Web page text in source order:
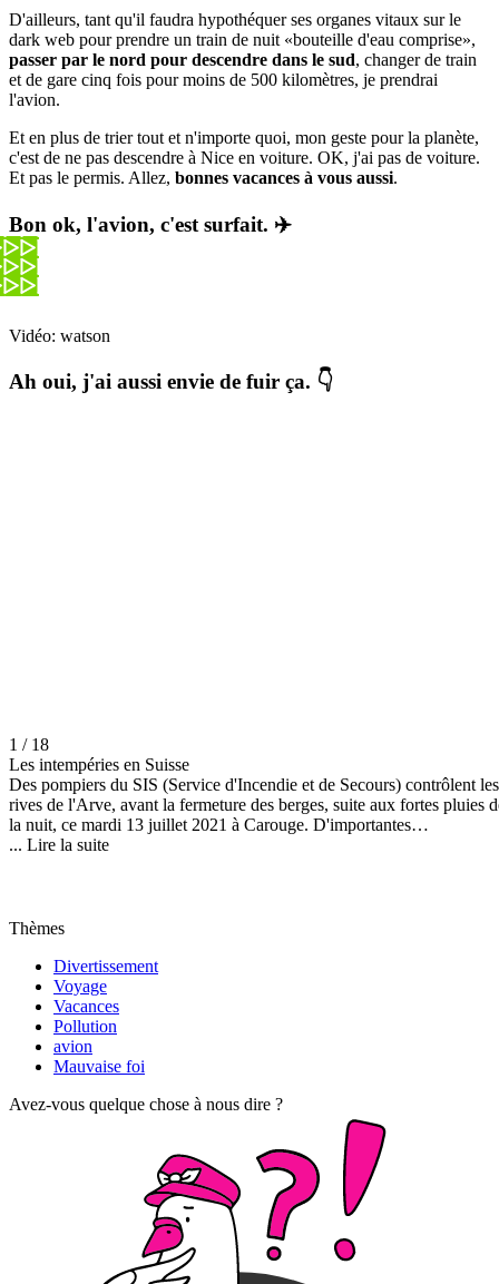
D'ailleurs, tant qu'il faudra hypothéquer ses organes vitaux sur le
dark web pour prendre un train de nuit «bouteille d'eau comprise»,
passer par le nord pour descendre dans le sud, changer de train
et de gare cinq fois pour moins de 500 kilomètres, je prendrai
l'avion.
Et en plus de trier tout et n'importe quoi, mon geste pour la planète,
c'est de ne pas descendre à Nice en voiture. OK, j'ai pas de voiture.
Et pas le permis. Allez, bonnes vacances à vous aussi.
Bon ok, l'avion, c'est surfait. ✈️
Vidéo: watson
Ah oui, j'ai aussi envie de fuir ça. 👇
1 / 18
Les intempéries en Suisse
Des pompiers du SIS (Service d'Incendie et de Secours) contrôlent les
rives de l'Arve, avant la fermeture des berges, suite aux fortes pluies
la nuit, ce mardi 13 juillet 2021 à Carouge. D'importantes
précipitations sont à nouveau tombées sur la Suisse dans la nuit de
... Lire la suite
Thèmes
Divertissement
Voyage
Vacances
Pollution
avion
Mauvaise foi
Avez-vous quelque chose à nous dire ?